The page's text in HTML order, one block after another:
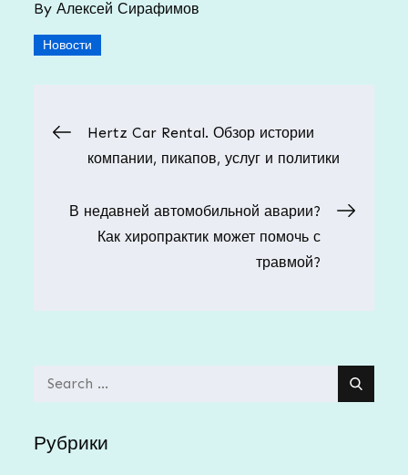
ByАлексей Сирафимов
Новости
Навигация
записям
Hertz Car Rental. Обзор истории
компании, пикапов, услуг и политики
В недавней автомобильной аварии?
Как хиропрактик может помочь с
травмой?
Search
Рубрики